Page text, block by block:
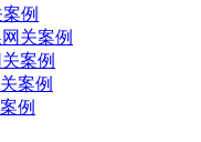
例
关案例
案例
案例
例